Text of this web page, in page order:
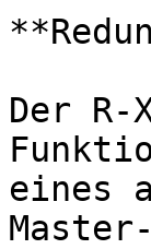
Der R-
eines